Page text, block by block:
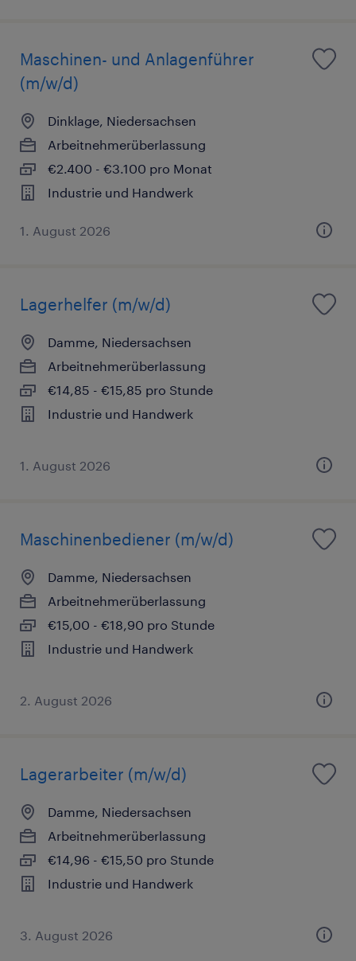
Maschinen- und Anlagenführer
(m/w/d)
Dinklage, Niedersachsen
Arbeitnehmerüberlassung
€2.400 - €3.100 pro Monat
Industrie und Handwerk
1. August 2026
Lagerhelfer (m/w/d)
Damme, Niedersachsen
Arbeitnehmerüberlassung
€14,85 - €15,85 pro Stunde
Industrie und Handwerk
1. August 2026
Maschinenbediener (m/w/d)
Damme, Niedersachsen
Arbeitnehmerüberlassung
€15,00 - €18,90 pro Stunde
Industrie und Handwerk
2. August 2026
Lagerarbeiter (m/w/d)
Damme, Niedersachsen
Arbeitnehmerüberlassung
€14,96 - €15,50 pro Stunde
Industrie und Handwerk
3. August 2026